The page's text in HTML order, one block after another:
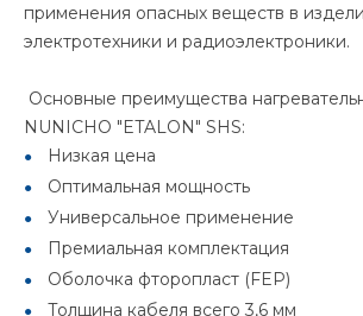
применения опасных веществ в
электротехники и радиоэлектроники.
Основные преимущества
NUNICHO "ETALON" SHS:
Низкая цена
Оптимальная мощность
Универсальное применение
Премиальная комплектация
Оболочка фторопласт (FEP)
Толщина кабеля всего 3,6 мм